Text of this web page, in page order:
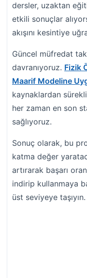
dersler, uzaktan
etkili sonuçlar
akışını kesintiye
Güncel müfredat
davranıyoruz. Fizik
Maarif Modeline
kaynaklardan
her zaman en son
sağlıyoruz.
Sonuç olarak, bu
katma değer
artırarak başarı
indirip kullanmaya
üst seviyeye taşıyın.